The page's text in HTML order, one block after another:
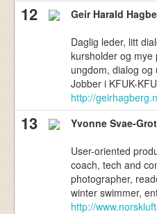
12 Geir Harald
Daglig leder, litt
kursholder og mye
ungdom, dialog og
Jobber i KFUK-
http://
13 Yvonne Svae-
User-oriented
coach, tech and
photographer,
winter swimmer,
http://